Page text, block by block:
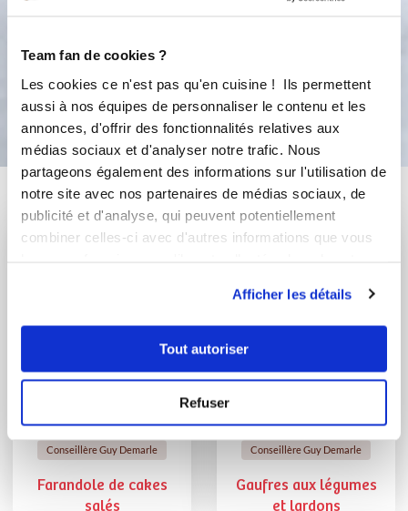
Team fan de cookies ?
Les cookies ce n'est pas qu'en cuisine ! Ils permettent
aussi à nos équipes de personnaliser le contenu et les
annonces, d'offrir des fonctionnalités relatives aux
médias sociaux et d'analyser notre trafic. Nous
partageons également des informations sur l'utilisation de
notre site avec nos partenaires de médias sociaux, de
publicité et d'analyse, qui peuvent potentiellement
combiner celles-ci avec d'autres informations que vous
Afficher les détails
Tout autoriser
Refuser
Bon appétit !
Vous aimerez aussi ...
Manon MICLO
Conseillère Guy Demarle
Farandole de cakes
salés
Annick Wadel
Conseillère Guy Demarle
Gaufres aux légumes
et lardons